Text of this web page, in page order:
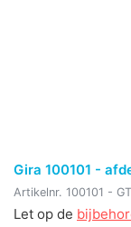
Gira 100101 -
Artikelnr. 100101 -
Let op de